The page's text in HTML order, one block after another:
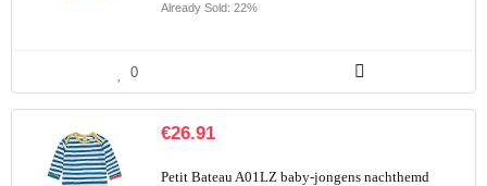
Already Sold: 22%
0
€26.91
Petit Bateau A01LZ baby-jongens nachthemd